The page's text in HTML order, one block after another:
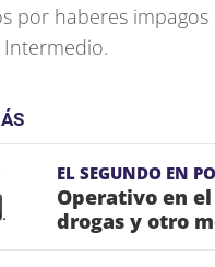
por haberes
EL SEGUNDO EN
Operativo en
drogas y otro